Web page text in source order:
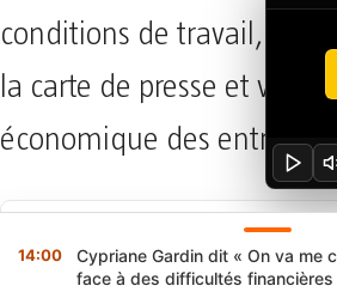
conditions de travail,
la carte de presse et viabilité
économique des
SOURCE PRÉFÉRÉE SUR GOOGLE
Sur Google, préférez une
vérifiée : ajoutez Bénin Web TV
14:00
Cypriane Gardin dit « On va me
face à des difficultés financières